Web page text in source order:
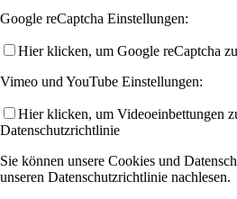
Google reCaptcha Einstellungen:
Hier klicken, um Google reCaptcha
Vimeo und YouTube Einstellungen:
Hier klicken, um Videoeinbettungen
Datenschutzrichtlinie
Sie können unsere Cookies und
unseren Datenschutzrichtlinie nachlesen.